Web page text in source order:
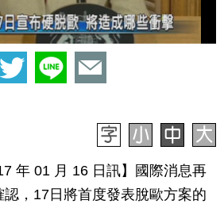
年 01 月 16 日訊】國際消息再
，17日將首度發表脫歐方案的